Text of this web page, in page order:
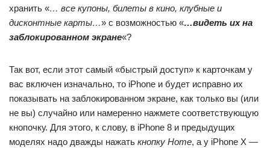
хранить «… все купоны, билеты в кино, клубные и
дисконтные карты…» с возможностью «…видеть их на
заблокированном экране«?
Так вот, если этот самый «быстрый доступ» к карточкам у
вас включен изначально, то iPhone и будет исправно их
показывать на заблокированном экране, как только вы (или
не вы) случайно или намеренно нажмете соответствующую
кнопочку. Для этого, к слову, в iPhone 8 и предыдущих
моделях надо дважды нажать кнопку Home, а у iPhone X —